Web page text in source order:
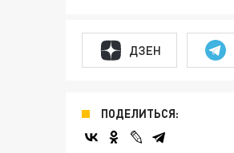
ДЗЕН
ПОДЕЛИТЬСЯ: